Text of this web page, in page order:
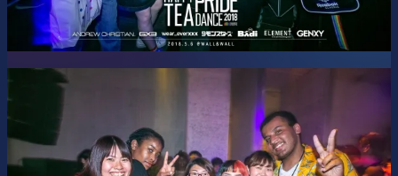
Z世代のアテンションスパンにピッタリ合う、展開早めのJ-
K- POPパーティー、JKRUSH. 敏腕DJsがショートミックス
で紡いで行くから物語はどんどん進んでいく。一瞬たりとも
見逃すな！